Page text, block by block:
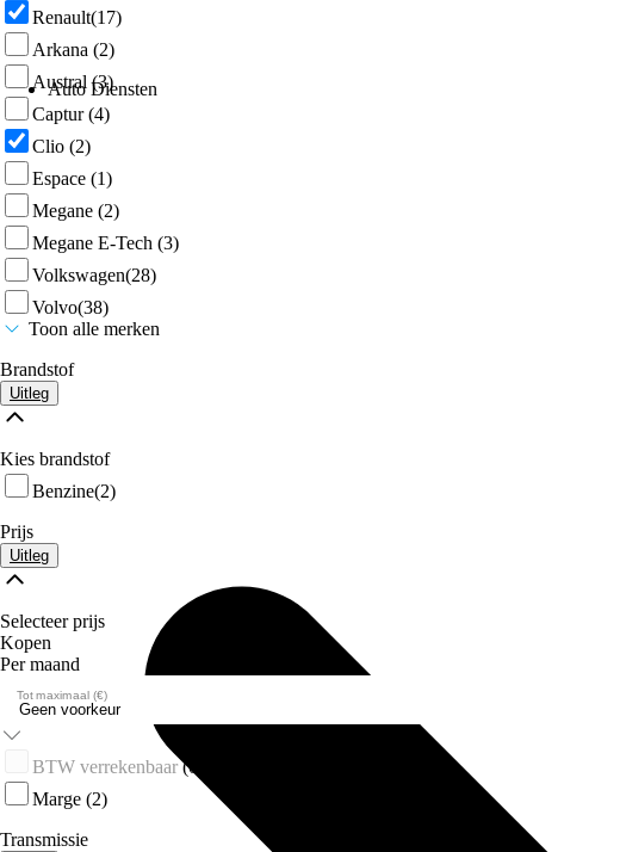
Auto Diensten
Renault(17)
Arkana (2)
Austral (3)
Captur(4)
Clio (2)
Espace (1)
Megane (2)
Megane E-Tech (3)
Volkswagen(28)
Volvo(38)
Toon alle merken
Brandstof
Uitleg
Kies brandstof
Benzine(2)
Prijs
Uitleg
Selecteer prijs
Kopen
Per maand
Tot maximaal (€)
BTW verrekenbaar(0)
Marge (2)
Transmissie